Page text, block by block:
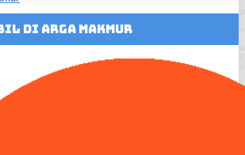
Di Arga Makmur